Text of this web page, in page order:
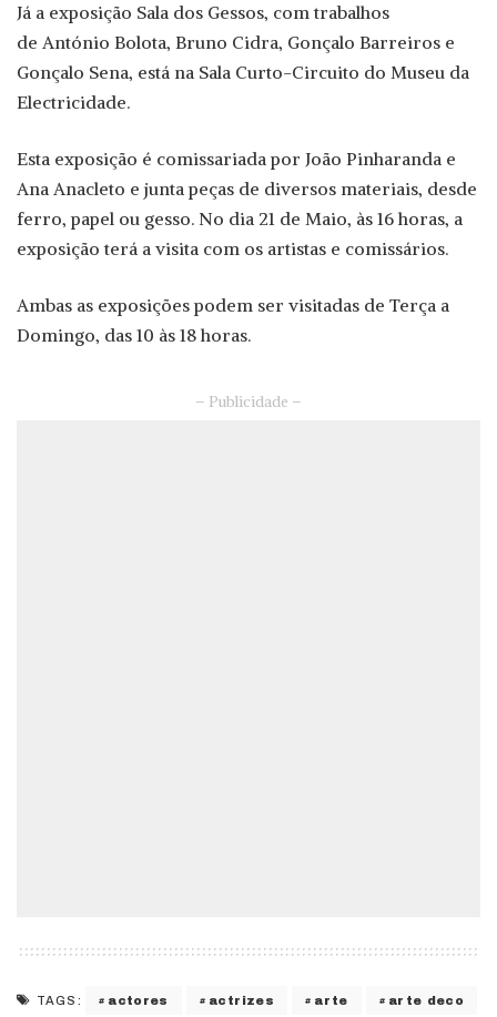
Já a exposição Sala dos Gessos, com trabalhos
de António Bolota, Bruno Cidra, Gonçalo Barreiros e
Gonçalo Sena, está na Sala Curto-Circuito do Museu da
Electricidade.
Esta exposição é comissariada por João Pinharanda e
Ana Anacleto e junta peças de diversos materiais, desde
ferro, papel ou gesso. No dia 21 de Maio, às 16 horas, a
exposição terá a visita com os artistas e comissários.
Ambas as exposições podem ser visitadas de Terça a
Domingo, das 10 às 18 horas.
– Publicidade –
TAGS: actores actrizes arte arte deco